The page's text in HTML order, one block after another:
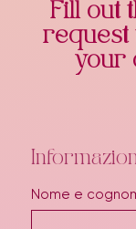
Fill out
request
your
Nome e